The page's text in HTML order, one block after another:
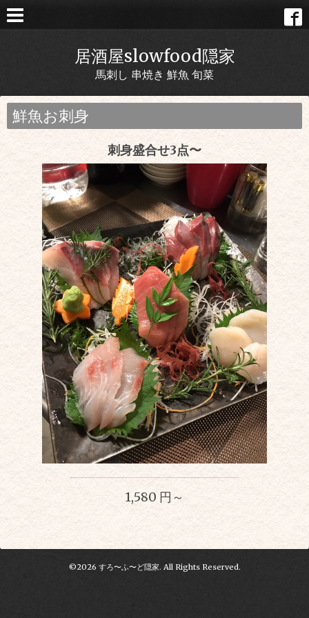
居酒屋slowfood隠家
馬刺し 串焼き 鮮魚 旬菜
鮮魚お刺身
刺身盛合せ3点〜
1,580 円～
©2026 すろ〜ふ〜ど隠家. All Rights Reserved.